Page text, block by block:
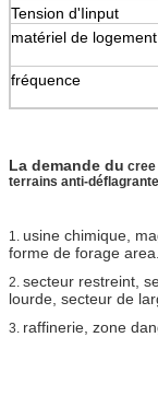
Tension d'Iinput
matériel de logement
fréquence
La demande du cree
terrains anti-
1. usine chimique,
forme de forage
2. secteur restreint,
lourde, secteur de
3. raffinerie, zone